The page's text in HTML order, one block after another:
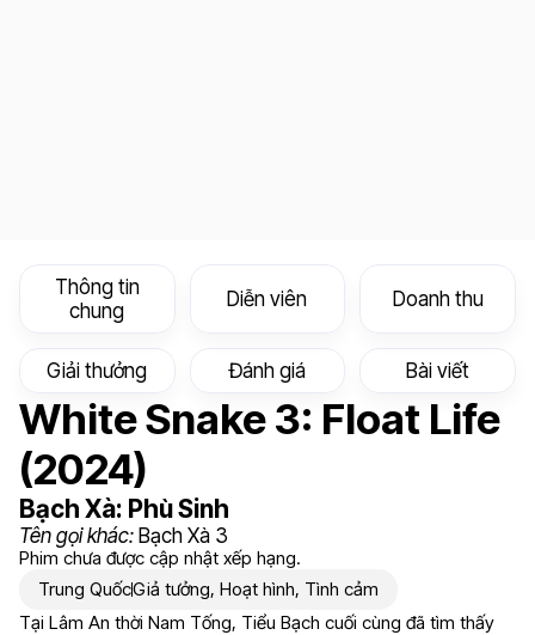
Thông tin
chung
Diễn viên Doanh thu
Giải thưởng Đánh giá Bài viết
White Snake 3: Float Life
(2024)
Bạch Xà: Phù Sinh
Tên gọi khác: Bạch Xà 3
Phim chưa được cập nhật xếp hạng.
Trung QuốcGiả tưởng, Hoạt hình, Tình cảm
Tại Lâm An thời Nam Tống, Tiểu Bạch cuối cùng đã tìm thấy